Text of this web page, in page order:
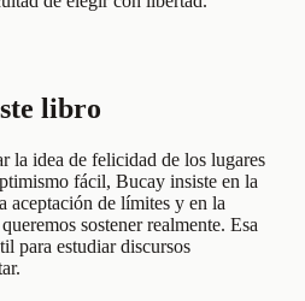
libro
la idea de felicidad de los lugares
fácil, Bucay insiste en la
aceptación de límites y en la
sostener realmente. Esa
para estudiar discursos